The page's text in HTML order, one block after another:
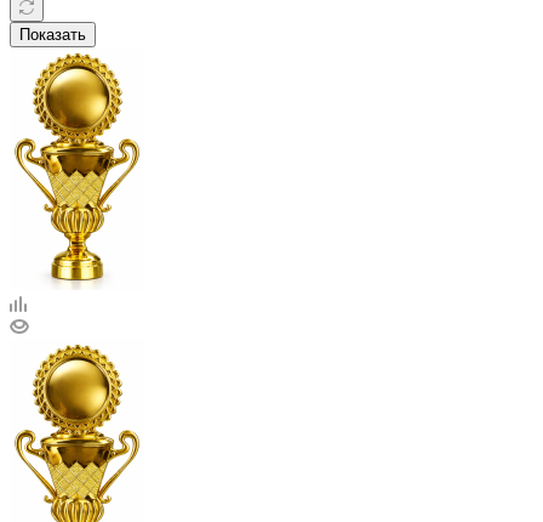
Показать